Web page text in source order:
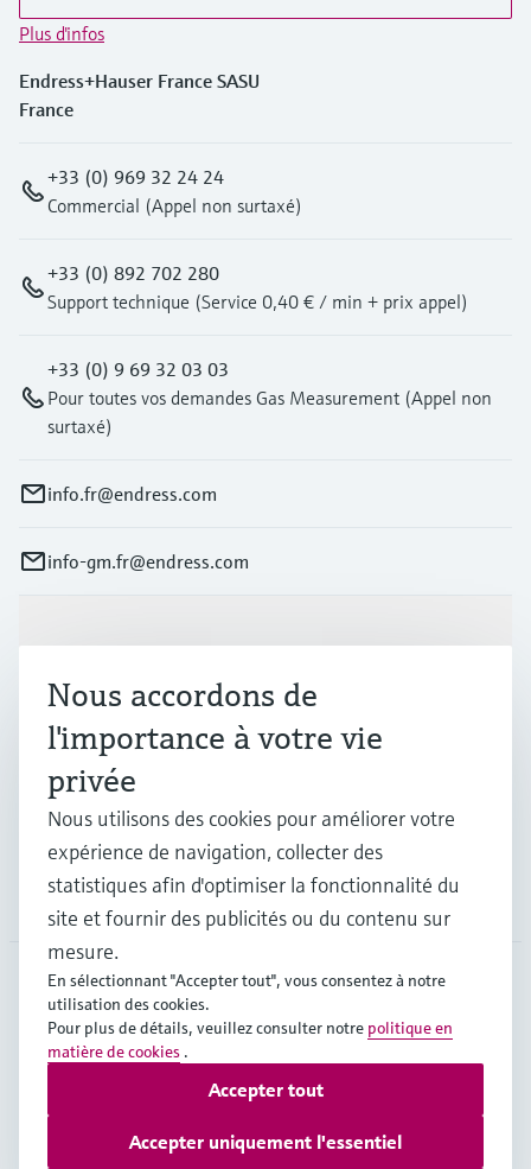
Plus d'infos
Endress+Hauser France SASU
France
+33 (0) 969 32 24 24
Commercial (Appel non surtaxé)
+33 (0) 892 702 280
Support technique (Service 0,40 € / min + prix appel)
+33 (0) 9 69 32 03 03
Pour toutes vos demandes Gas Measurement (Appel non
surtaxé)
info.fr@endress.com
info-gm.fr@endress.com
Industries
Support
Société
FRA•Français
Copyright © Endress+Hauser Group Services AG
Mentions légales
Conditions d'utilisation
Protection des données
Conditions générales
Nous accordons de
l'importance à votre vie
privée
Nous utilisons des cookies pour améliorer votre
expérience de navigation, collecter des
statistiques afin d'optimiser la fonctionnalité du
site et fournir des publicités ou du contenu sur
mesure.
En sélectionnant "Accepter tout", vous consentez à notre
utilisation des cookies.
Pour plus de détails, veuillez consulter notre politique en
matière de cookies .
Accepter uniquement l'essentiel
Accepter tout